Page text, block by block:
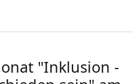
"Inklusion -